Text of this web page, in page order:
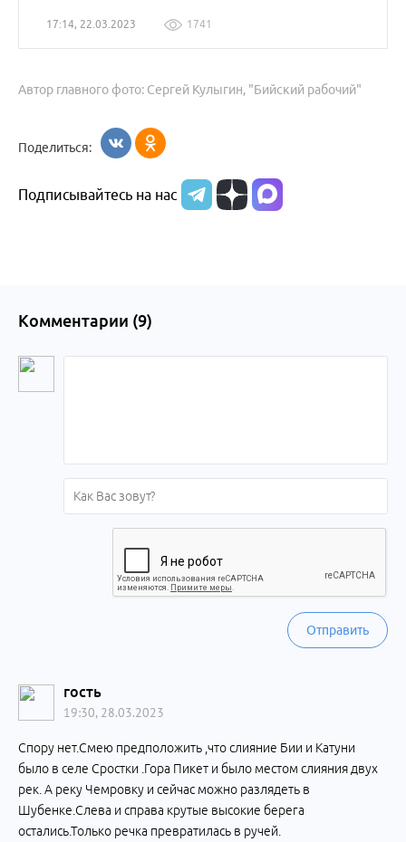
17:14, 22.03.2023 1741
Автор главного фото: Сергей Кулыгин, "Бийский рабочий"
Поделиться:
Подписывайтесь на нас
Комментарии (9)
Отправить
гость
19:30, 28.03.2023
Спору нет.Смею предположить ,что слияние Бии и Катуни
было в селе Сростки .Гора Пикет и было местом слияния двух
рек. А реку Чемровку и сейчас можно разлядеть в
Шубенке.Слева и справа крутые высокие берега
остались.Только речка превратилась в ручей.